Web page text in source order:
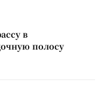
в
полосу